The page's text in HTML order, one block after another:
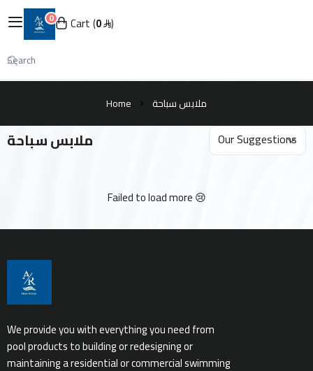
عنان الرياضEnglish
الرئيسية
جميع المنتجات
المعدات
المعقمات
ادوات النظافة
0 Cart 0
Home ملابس سباحة
ملابس سباحة
Failed to load more 😢
We provide you with everything you need from
pool products to building or redesigning or
maintaining a residential or commercial swimming